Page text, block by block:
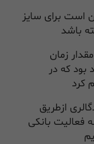
است برای سایز
باشد
زمان
بود که در
کرد
ازطریق
فعالیت بانکی